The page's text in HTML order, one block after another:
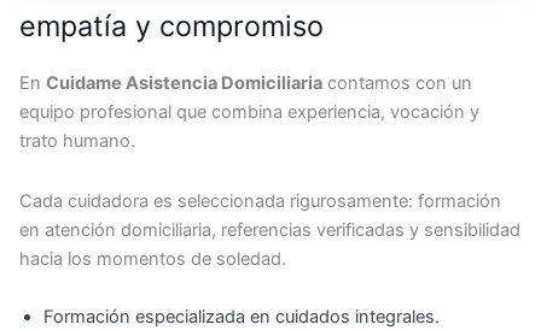
empatía y compromiso
En Cuidame Asistencia Domiciliaria contamos con un
equipo profesional que combina experiencia, vocación y
trato humano.
Cada cuidadora es seleccionada rigurosamente: formación
en atención domiciliaria, referencias verificadas y sensibilidad
hacia los momentos de soledad.
Formación especializada en cuidados integrales.